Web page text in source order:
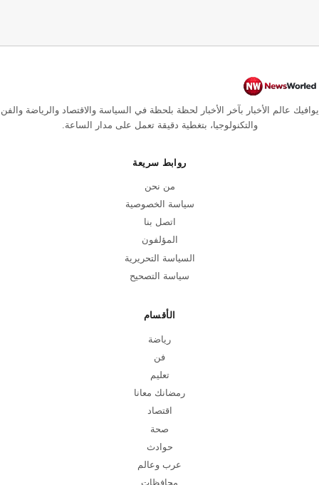
يوافيك عالم الأخبار بآخر الأخبار لحظة بلحظة في السياسة والاقتصاد والرياضة والفن
والتكنولوجيا، بتغطية دقيقة تعمل على مدار الساعة.
روابط سريعة
من نحن
سياسة الخصوصية
اتصل بنا
المؤلفون
السياسة التحريرية
سياسة التصحيح
الأقسام
رياضة
فن
تعليم
رمضانك معانا
اقتصاد
صحة
حوادث
عرب وعالم
محافظات